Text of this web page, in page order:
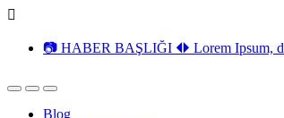
📷 HABER BAŞLIĞI 🞀🞂 Lorem Ipsum,
Blog